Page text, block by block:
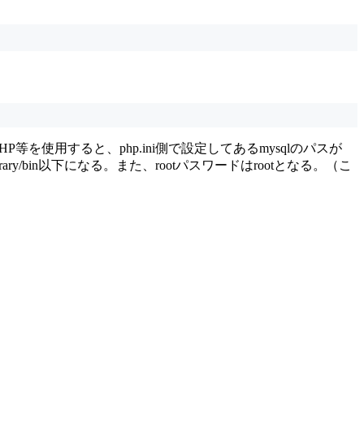
等を使用すると、php.ini側で設定してあるmysqlのパスが
bin以下になる。また、rootパスワードはrootとなる。（こ